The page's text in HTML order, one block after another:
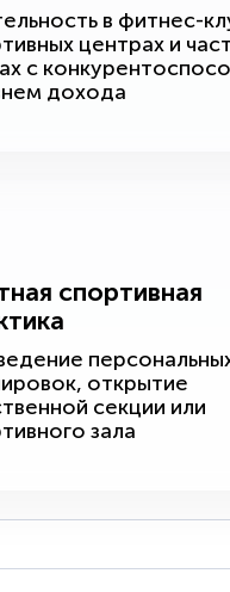
в фитнес-
центрах и
с
дохода
спортивная
открытие
секции или
зала